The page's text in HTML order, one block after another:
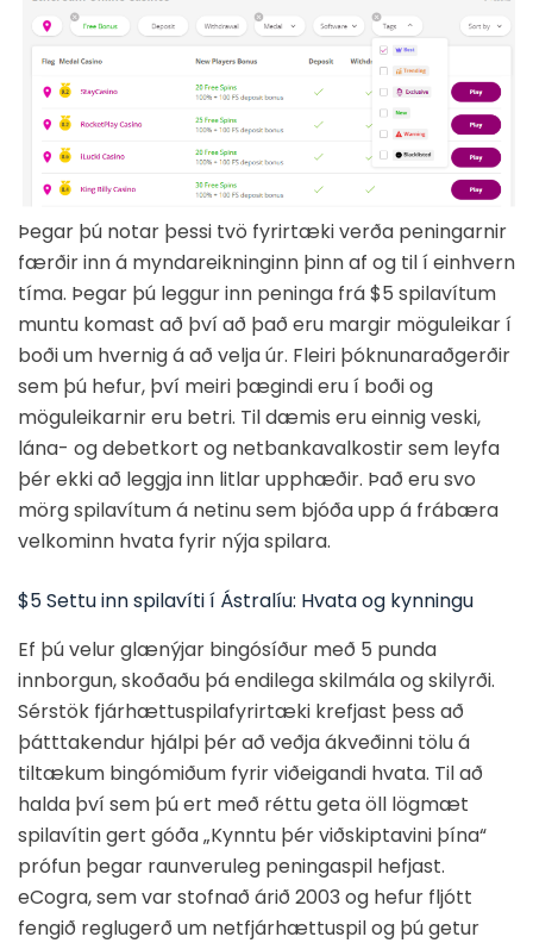
Þegar þú notar þessi tvö fyrirtæki verða peningarnir
færðir inn á myndareikninginn þinn af og til í einhvern
tíma. Þegar þú leggur inn peninga frá $5 spilavítum
muntu komast að því að það eru margir möguleikar í
boði um hvernig á að velja úr. Fleiri þóknunaraðgerðir
sem þú hefur, því meiri þægindi eru í boði og
möguleikarnir eru betri. Til dæmis eru einnig veski,
lána- og debetkort og netbankavalkostir sem leyfa
þér ekki að leggja inn litlar upphæðir. Það eru svo
mörg spilavítum á netinu sem bjóða upp á frábæra
velkominn hvata fyrir nýja spilara.
$5 Settu inn spilavíti í Ástralíu: Hvata og kynningu
Ef þú velur glænýjar bingósíður með 5 punda
innborgun, skoðaðu þá endilega skilmála og skilyrði.
Sérstök fjárhættuspilafyrirtæki krefjast þess að
þátttakendur hjálpi þér að veðja ákveðinni tölu á
tiltækum bingómiðum fyrir viðeigandi hvata. Til að
halda því sem þú ert með réttu geta öll lögmæt
spilavítin gert góða „Kynntu þér viðskiptavini þína“
prófun þegar raunveruleg peningaspil hefjast.
eCogra, sem var stofnað árið 2003 og hefur fljótt
fengið reglugerð um netfjárhættuspil og þú getur